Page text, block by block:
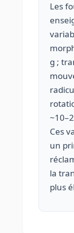
Les
g ;
Ces
un
la
plus